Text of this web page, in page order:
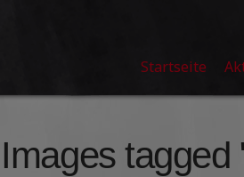
Startseite
Images tagged